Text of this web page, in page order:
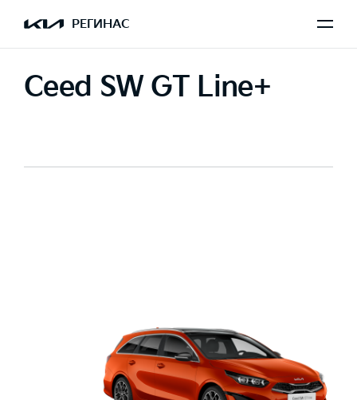
РЕГИНАС
Ceed SW GT Line+